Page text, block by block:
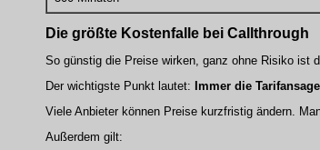
Die größte Kostenfalle bei Callthrough
So günstig die Preise wirken, ganz ohne Risiko ist
Der wichtigste Punkt lautet: Immer die
Viele Anbieter können Preise kurzfristig ändern.
Außerdem gilt: